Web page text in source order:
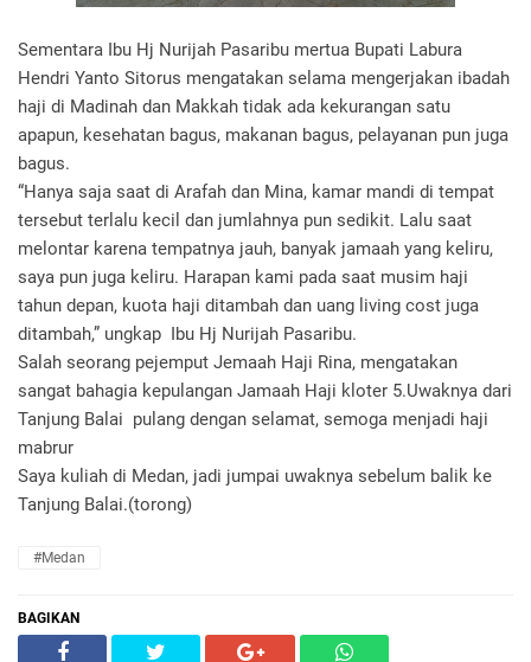
Sementara Ibu Hj Nurijah Pasaribu mertua Bupati Labura
Hendri Yanto Sitorus mengatakan selama mengerjakan ibadah
haji di Madinah dan Makkah tidak ada kekurangan satu
apapun, kesehatan bagus, makanan bagus, pelayanan pun juga
bagus.
“Hanya saja saat di Arafah dan Mina, kamar mandi di tempat
tersebut terlalu kecil dan jumlahnya pun sedikit. Lalu saat
melontar karena tempatnya jauh, banyak jamaah yang keliru,
saya pun juga keliru. Harapan kami pada saat musim haji
tahun depan, kuota haji ditambah dan uang living cost juga
ditambah,” ungkap Ibu Hj Nurijah Pasaribu.
Salah seorang pejemput Jemaah Haji Rina, mengatakan
sangat bahagia kepulangan Jamaah Haji kloter 5.Uwaknya dari
Tanjung Balai pulang dengan selamat, semoga menjadi haji
mabrur
Saya kuliah di Medan, jadi jumpai uwaknya sebelum balik ke
Tanjung Balai.(torong)
#Medan
BAGIKAN